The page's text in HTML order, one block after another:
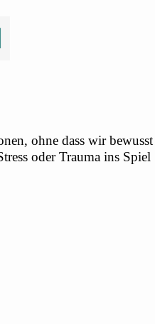
ohne dass wir bewusst
oder Trauma ins Spiel